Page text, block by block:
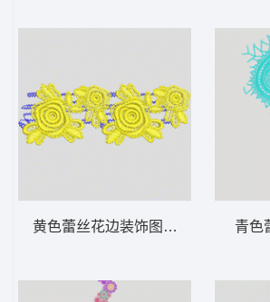
黄色蕾丝花边装饰图案 水溶条码青色